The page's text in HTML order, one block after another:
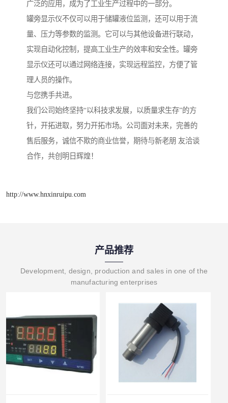
广泛的应用，成为了工业生产过程中的一部分。
罐旁显示仪不仅可以用于储罐液位监测，还可以用于流
量、压力等参数的监测。它可以与其他设备进行联动，
实现自动化控制，提高工业生产的效率和安全性。罐旁
显示仪还可以通过网络连接，实现远程监控，方便了管
理人员的操作。
与您携手共进。
我们公司始终坚持“以科技求发展，以质量求生存”的方
针，开拓进取，努力开拓市场。公司面对未来，完善的
售后服务，诚信不欺的商业信誉，期待与新老朋 友洽谈
合作，共创明日辉煌！
http://www.hnxinruipu.com
产品推荐
Development, design, production and sales in one of the
manufacturing enterprises